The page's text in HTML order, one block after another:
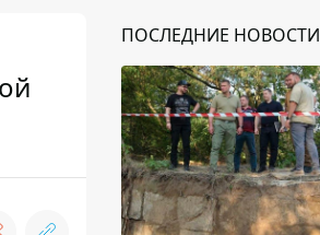
ПОСЛЕДНИЕ НОВОСТИ